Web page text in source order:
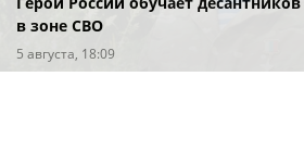
в зоне СВО
5 августа, 18:09